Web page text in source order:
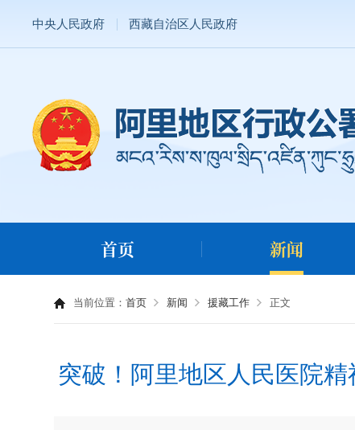
中央人民政府 西藏自治区人民政府
首页 新闻
当前位置：首页 新闻 援藏工作 正文
突破！阿里地区人民医院